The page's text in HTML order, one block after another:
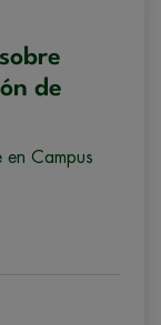
de
Campus